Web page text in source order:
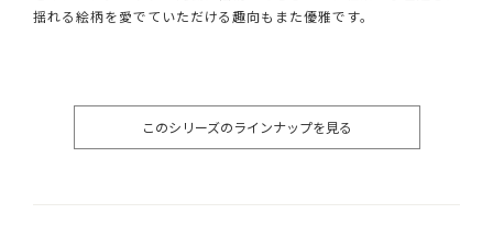
揺れる絵柄を愛でていただける趣向もまた優雅です。
このシリーズのラインナップを見る